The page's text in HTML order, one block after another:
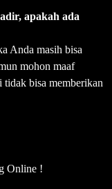
apakah ada
Anda masih bisa
mohon maaf
tidak bisa memberikan
Online !